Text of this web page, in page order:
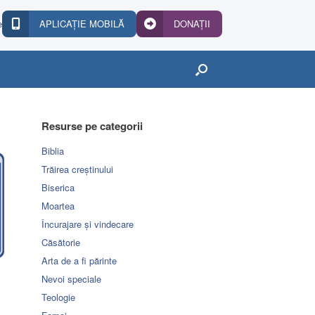
APLICAȚIE MOBILĂ DONAȚII
Resurse pe categorii
Biblia
Trăirea creștinului
Biserica
Moartea
Încurajare și vindecare
Căsătorie
Arta de a fi părinte
Nevoi speciale
Teologie